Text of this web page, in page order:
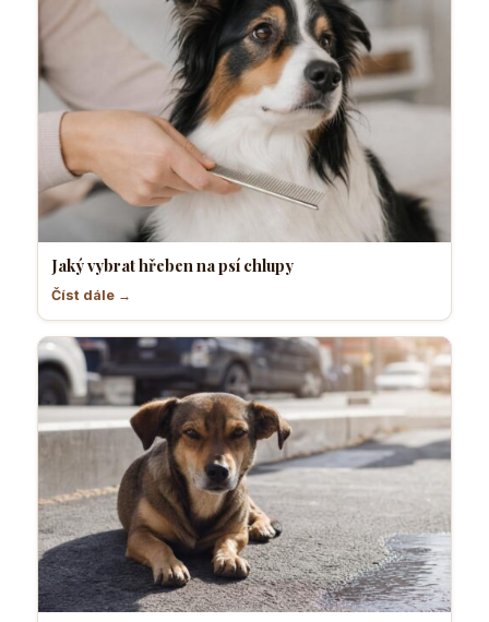
Jaký vybrat hřeben na psí chlupy
Číst dále →